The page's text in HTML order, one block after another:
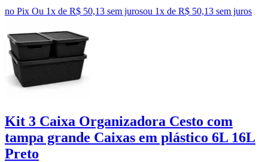
no Pix Ou 1x de R$ 50,13 sem jurosou 1x de R$ 50,13 sem juros
Kit 3 Caixa Organizadora Cesto com
tampa grande Caixas em plástico 6L 16L
Preto